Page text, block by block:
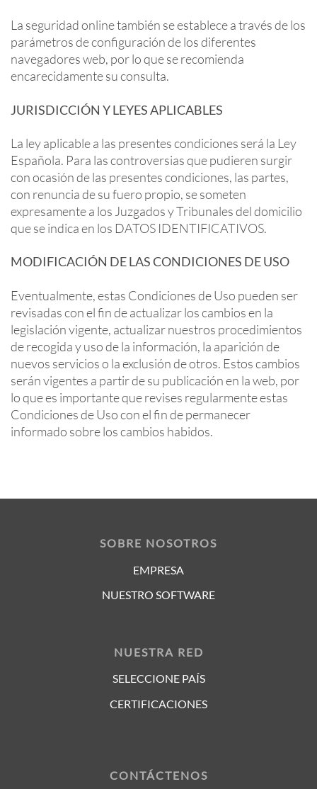
La seguridad online también se establece a través de los
parámetros de configuración de los diferentes
navegadores web, por lo que se recomienda
encarecidamente su consulta.
JURISDICCIÓN Y LEYES APLICABLES
La ley aplicable a las presentes condiciones será la Ley
Española. Para las controversias que pudieren surgir
con ocasión de las presentes condiciones, las partes,
con renuncia de su fuero propio, se someten
expresamente a los Juzgados y Tribunales del domicilio
que se indica en los DATOS IDENTIFICATIVOS.
MODIFICACIÓN DE LAS CONDICIONES DE USO
Eventualmente, estas Condiciones de Uso pueden ser
revisadas con el fin de actualizar los cambios en la
legislación vigente, actualizar nuestros procedimientos
de recogida y uso de la información, la aparición de
nuevos servicios o la exclusión de otros. Estos cambios
serán vigentes a partir de su publicación en la web, por
lo que es importante que revises regularmente estas
Condiciones de Uso con el fin de permanecer
informado sobre los cambios habidos.
SOBRE NOSOTROS
EMPRESA
NUESTRO SOFTWARE
NUESTRA RED
SELECCIONE PAÍS
CERTIFICACIONES
CONTÁCTENOS